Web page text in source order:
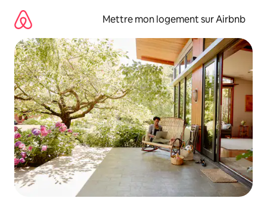
directement
contenu
Mettre mon logement sur Airbnb